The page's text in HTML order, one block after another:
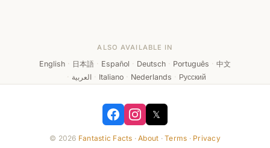
ALSO AVAILABLE IN
English · 日本語 · Español · Deutsch · Português · 中文
· العربية · Italiano · Nederlands · Русский
𝕏
© 2026 Fantastic Facts ·About ·Terms · Privacy